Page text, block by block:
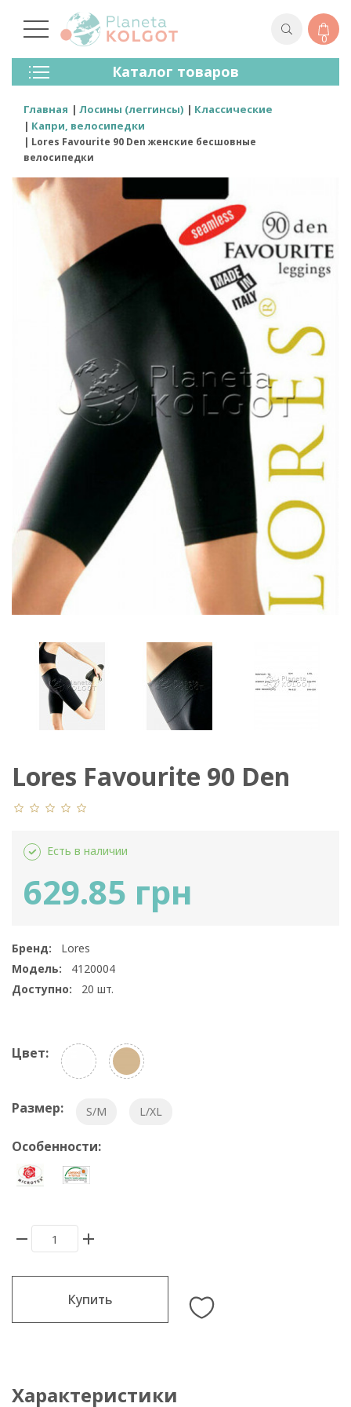
0
Каталог товаров
Колготки
Чулки
Лосины (леггинсы)
Носки И Гольфы
Спортивная Одежда
Для Мужчин
Для Детей
Главная Лосины (леггинсы)
Классические
Капри, велосипедки
Lores Favourite 90 Den женские бесшовные
велосипедки
Lores Favourite 90 Den
Есть в наличии
629.85 грн
Бренд:
Lores
Модель:
4120004
Доступно:
20 шт.
Цвет:
Размер: S/M L/XL
Особенности:
Купить
Характеристики